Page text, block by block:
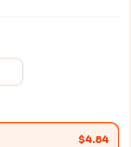
$4.84